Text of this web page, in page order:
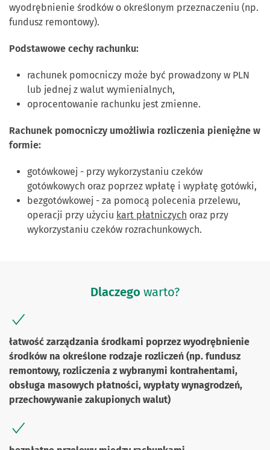
wyodrębnienie środków o określonym przeznaczeniu (np.
fundusz remontowy).
Podstawowe cechy rachunku:
rachunek pomocniczy może być prowadzony w PLN
lub jednej z walut wymienialnych,
oprocentowanie rachunku jest zmienne.
Rachunek pomocniczy umożliwia rozliczenia pieniężne w
formie:
gotówkowej - przy wykorzystaniu czeków
gotówkowych oraz poprzez wpłatę i wypłatę gotówki,
bezgotówkowej - za pomocą polecenia przelewu,
operacji przy użyciu kart płatniczych oraz przy
wykorzystaniu czeków rozrachunkowych.
Dlaczego warto?
łatwość zarządzania środkami poprzez wyodrębnienie
środków na określone rodzaje rozliczeń (np. fundusz
remontowy, rozliczenia z wybranymi kontrahentami,
obsługa masowych płatności, wypłaty wynagrodzeń,
przechowywanie zakupionych walut)